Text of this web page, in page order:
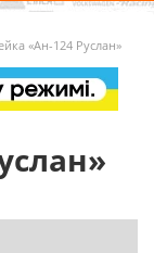
«Ан-124 Руслан»